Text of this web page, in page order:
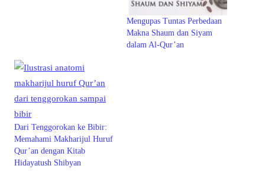
Mengupas Tuntas Perbedaan
Makna Shaum dan Siyam
dalam Al-Qur’an
Dari Tenggorokan ke Bibir:
Memahami Makharijul Huruf
Qur’an dengan Kitab
Hidayatush Shibyan